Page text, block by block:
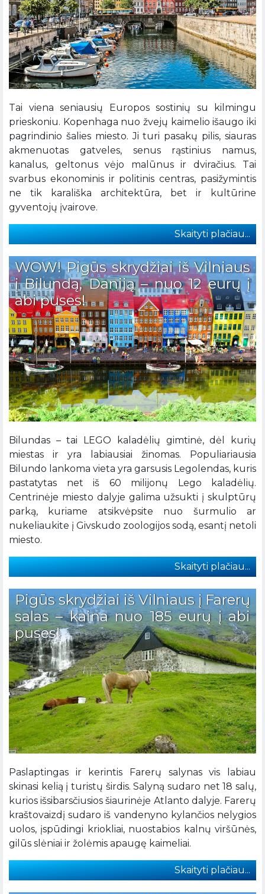
Tai viena seniausių Europos sostinių su kilmingu
prieskoniu. Kopenhaga nuo žvejų kaimelio išaugo iki
pagrindinio šalies miesto. Ji turi pasakų pilis, siauras
akmenuotas gatveles, senus rąstinius namus,
kanalus, geltonus vėjo malūnus ir dviračius. Tai
svarbus ekonominis ir politinis centras, pasižymintis
ne tik karališka architektūra, bet ir kultūrine
gyventojų įvairove.
Skaityti plačiau...
WOW! Pigūs skrydžiai iš Vilniaus
į Bilundą, Daniją – nuo 12 eurų į
abi puses!
Bilundas – tai LEGO kaladėlių gimtinė, dėl kurių
miestas ir yra labiausiai žinomas. Populiariausia
Bilundo lankoma vieta yra garsusis Legolendas, kuris
pastatytas net iš 60 milijonų Lego kaladėlių.
Centrinėje miesto dalyje galima užsukti į skulptūrų
parką, kuriame atsikvėpsite nuo šurmulio ar
nukeliaukite į Givskudo zoologijos sodą, esantį netoli
miesto.
Skaityti plačiau...
Pigūs skrydžiai iš Vilniaus į Farerų
salas – kaina nuo 185 eurų į abi
puses!
Paslaptingas ir kerintis Farerų salynas vis labiau
skinasi kelią į turistų širdis. Salyną sudaro net 18 salų,
kurios išsibarsčiusios šiaurinėje Atlanto dalyje. Farerų
kraštovaizdį sudaro iš vandenyno kylančios nelygios
uolos, įspūdingi kriokliai, nuostabios kalnų viršūnės,
gilūs slėniai ir žolėmis apaugę kaimeliai.
Skaityti plačiau...